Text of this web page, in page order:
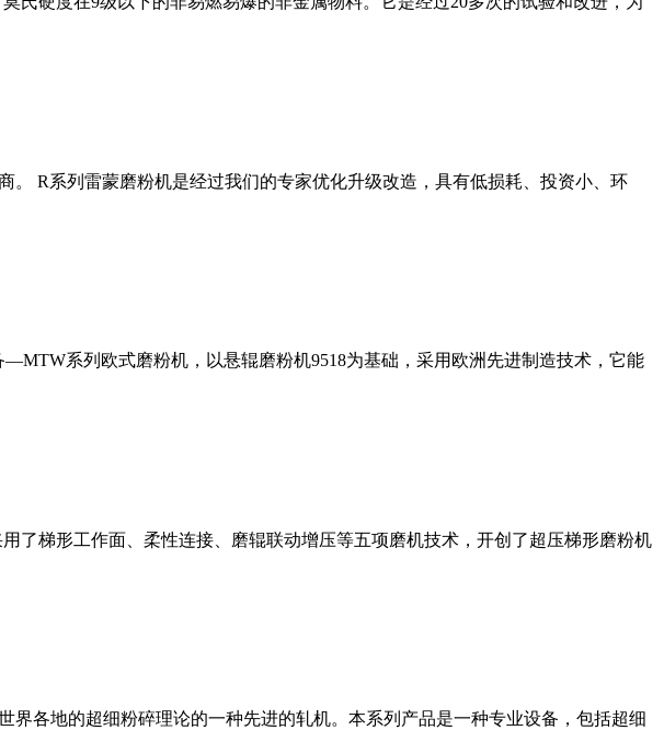
R系列雷蒙磨粉机是经过我们的专家优化升级改造，具有低损耗、投资小、环
系列欧式磨粉机，以悬辊磨粉机9518为基础，采用欧洲先进制造技术，它能
了梯形工作面、柔性连接、磨辊联动增压等五项磨机技术，开创了超压梯形磨粉机
各地的超细粉碎理论的一种先进的轧机。本系列产品是一种专业设备，包括超细